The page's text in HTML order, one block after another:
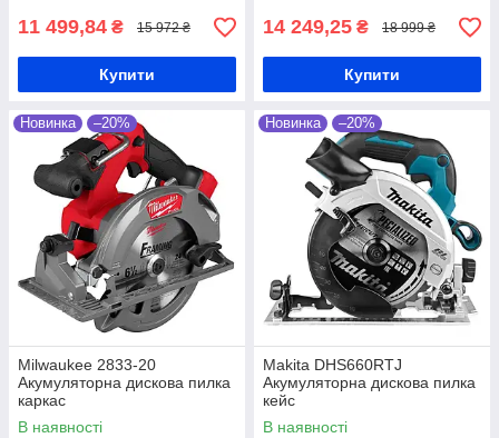
11 499,84 ₴ 15 972 ₴
Купити
14 249,25 ₴ 18 999 ₴
Купити
Новинка –20%
Milwaukee 2833-20
Акумуляторна дискова пилка
каркас
В наявності
Новинка –20%
Makita DHS660RTJ
Акумуляторна дискова пилка
кейс
В наявності